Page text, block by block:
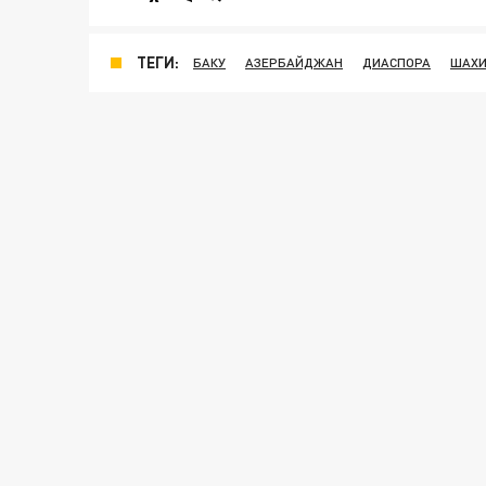
ТЕГИ: БАКУ АЗЕРБАЙДЖАН ДИАСПОРА